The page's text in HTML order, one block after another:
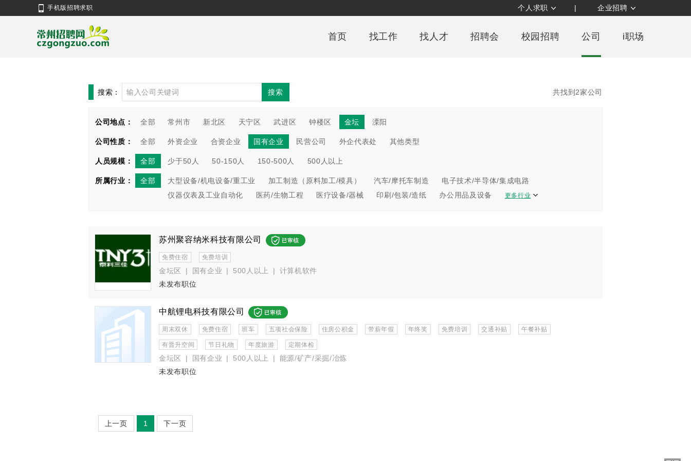
手机版招聘求职 个人求职 | 企业招聘
首页 找工作 找人才 招聘会 校园招聘 公司 i职场
搜索： 搜索 共找到2家公司
公司地点： 全部 常州市 新北区 天宁区 武进区 钟楼区 金坛 溧阳
公司性质： 全部 外资企业 合资企业 国有企业 民营公司 外企代表处 其他类型
人员规模： 全部 少于50人 50-150人 150-500人 500人以上
所属行业： 全部 大型设备/机电设备/重工业 加工制造（原料加工/模具） 汽车/摩托车制造
电子技术/半导体/集成电路
仪器仪表及工业自动化
医药/生物工程 医疗设备/器械 印刷/包装/造纸 办公用品及设备 更多行业
苏州聚容纳米科技有限公司
免费住宿 免费培训
金坛区 | 国有企业 | 500人以上 |
计算机软件
未发布职位
中航锂电科技有限公司
周末双休 免费住宿 班车 五项社会保险 住房公积金 带薪年假 年终奖 免费培训 交通补贴 午餐补贴
有晋升空间 节日礼物 年度旅游 定期体检
金坛区 | 国有企业 | 500人以上 |
能源/矿产/采掘/冶炼
未发布职位
上一页 1 下一页